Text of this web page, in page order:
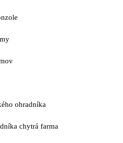
ohradníka
chytrá farma